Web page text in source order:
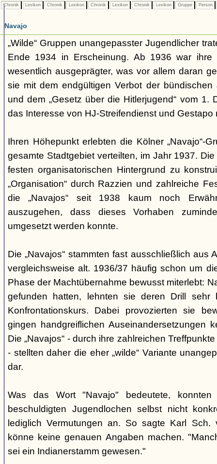
Chronik Lexikon Chronik Lexikon Chronik Lexikon Chronik Lexikon Gruppe Person
Navajo
„Wilde“ Gruppen unangepasster Jugendlicher
Ende 1934 in Erscheinung. Ab 1936 war ihre
wesentlich ausgeprägter, was vor allem daran
sie mit dem endgültigen Verbot der
und dem „Gesetz über die Hitlerjugend“ vom 1.
das Interesse von HJ-Streifendienst und Gestapo
Ihren Höhepunkt erlebten die Kölner „Navajo“-
gesamte Stadtgebiet verteilten, im Jahr 1937.
festen organisatorischen Hintergrund zu
„Organisation“ durch Razzien und zahlreiche
die „Navajos“ seit 1938 kaum noch
auszugehen, dass dieses Vorhaben
umgesetzt werden konnte.
Die „Navajos“ stammten fast ausschließlich aus
vergleichsweise alt. 1936/37 häufig schon um
Phase der Machtübernahme bewusst miterlebt:
gefunden hatten, lehnten sie deren Drill
Konfrontationskurs. Dabei provozierten sie
gingen handgreiflichen Auseinandersetzungen
Die „Navajos“ - durch ihre zahlreichen
- stellten daher die eher „wilde“ Variante
dar.
Was das Wort "Navajo" bedeutete, konnten
beschuldigten Jugendlochen selbst nicht
lediglich Vermutungen an. So sagte Karl
könne keine genauen Angaben machen.
sei ein Indianerstamm gewesen."